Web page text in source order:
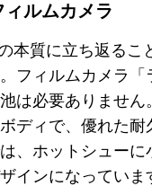
ルムカメラ
本質に立ち返る
フィルムカメラ
は必要ありませ
ディで、優れた
、ホットシュー
インになっていま